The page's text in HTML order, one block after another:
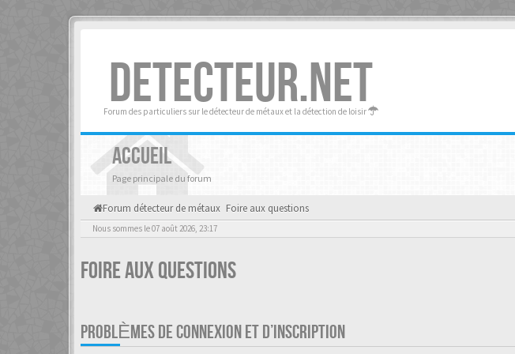
DETECTEUR.NET
Forum des particuliers sur le détecteur de métaux et la détection de loisir
ACCUEIL
Page principale du forum
Forum détecteur de métaux Foire aux questions
Nous sommes le 07 août 2026, 23:17
Foire aux questions
PROBLÈMES DE CONNEXION ET D’INSCRIPTION